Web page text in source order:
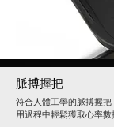
脈搏握把
符合人體工學的脈搏握
用過程中輕鬆獲取心率數